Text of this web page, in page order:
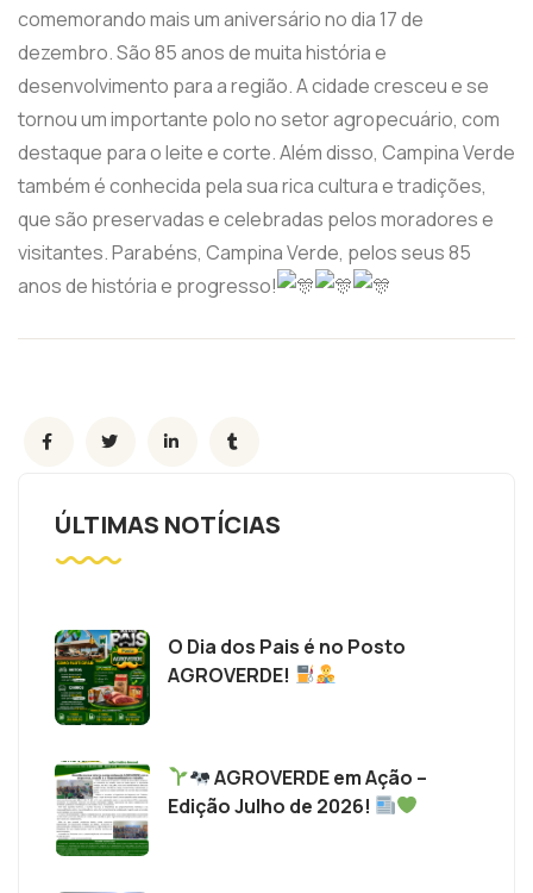
comemorando mais um aniversário no dia 17 de
dezembro. São 85 anos de muita história e
desenvolvimento para a região. A cidade cresceu e se
tornou um importante polo no setor agropecuário, com
destaque para o leite e corte. Além disso, Campina Verde
também é conhecida pela sua rica cultura e tradições,
que são preservadas e celebradas pelos moradores e
visitantes. Parabéns, Campina Verde, pelos seus 85
anos de história e progresso!
ÚLTIMAS NOTÍCIAS
O Dia dos Pais é no Posto
AGROVERDE!
AGROVERDE em Ação –
Edição Julho de 2026!